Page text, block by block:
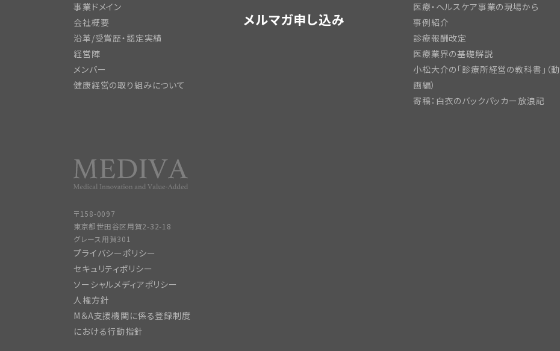
事業ドメイン
会社概要
沿革/受賞歴・認定実績
経営陣
メンバー
健康経営の取り組みについて
メルマガ申し込み
医療・ヘルスケア事業の現場から
事例紹介
診療報酬改定
医療業界の基礎解説
小松大介の「診療所経営の教科書」（動
画編）
寄稿：白衣のバックパッカー放浪記
〒158-0097
東京都世田谷区用賀2-32-18
グレース用賀301
プライバシーポリシー
セキュリティポリシー
ソーシャルメディアポリシー
人権方針
M＆A支援機関に係る登録制度
における行動指針